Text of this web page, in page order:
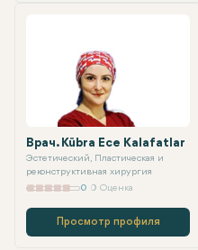
Врач. Kübra Ece Kalafatlar
Эстетический, Пластическая и
реконструктивная хирургия
0 0 Оценка
Просмотр профиля